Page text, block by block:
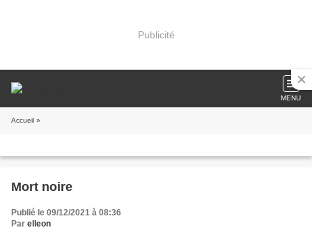
Publicité
MENU
Accueil »
Mort noire
Publié le 09/12/2021 à 08:36
Par elleon